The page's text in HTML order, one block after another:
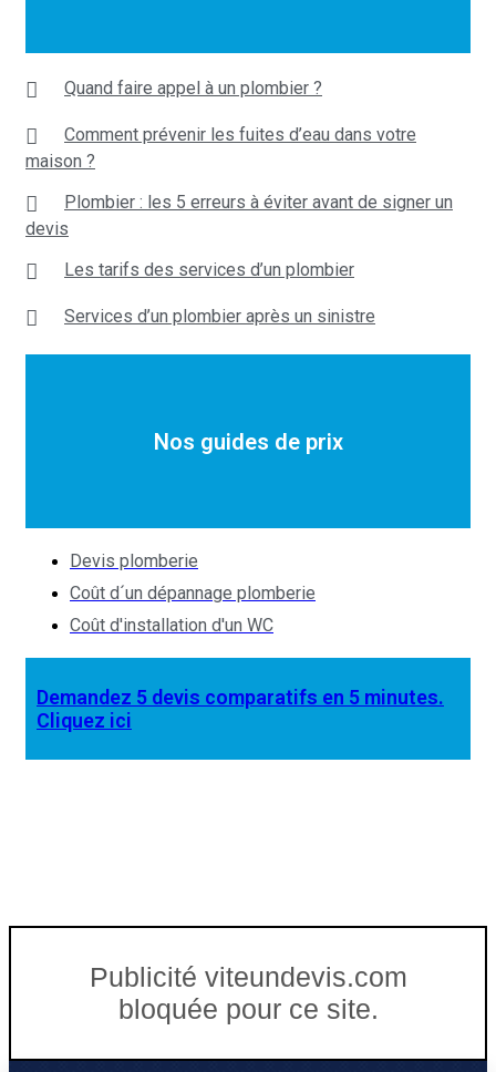
Quand faire appel à un plombier ?
Comment prévenir les fuites d’eau dans votre
maison ?
Plombier : les 5 erreurs à éviter avant de signer un
devis
Les tarifs des services d’un plombier
Services d’un plombier après un sinistre
Nos guides de prix
Devis plomberie
Coût d´un dépannage plomberie
Coût d'installation d'un WC
Demandez 5 devis comparatifs en 5 minutes.
Cliquez ici
Publicité viteundevis.com
bloquée pour ce site.